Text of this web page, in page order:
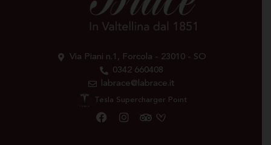
Via Piani n.1, Forcola - 23010 - SO
0342 660408
labrace@labrace.it
Tesla Supercharger Point